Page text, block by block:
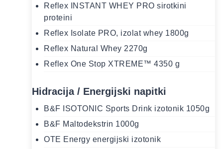
Reflex INSTANT WHEY PRO sirotkini
proteini
Reflex Isolate PRO, izolat whey 1800g
Reflex Natural Whey 2270g
Reflex One Stop XTREME™ 4350 g
Hidracija / Energijski napitki
B&F ISOTONIC Sports Drink izotonik 1050g
B&F Maltodekstrin 1000g
OTE Energy energijski izotonik